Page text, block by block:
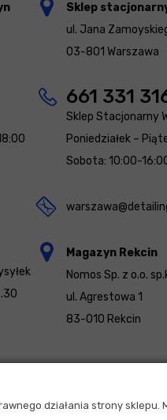
działania strony sklepu.
Sklep
ul. Jana
03-801 Warszawa
661 331
Sklep Stacjonarny
Poniedziałek –
Sobota: 10:00-
Magazyn Rekcin
Nomos Sp. z o.o.
ul. Agrestowa 1
83-010 Rekcin